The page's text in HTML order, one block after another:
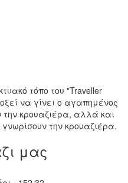
τόπο του "Traveller
να γίνει ο αγαπημένος
κρουαζιέρα, αλλά και
την κρουαζιέρα.
μας